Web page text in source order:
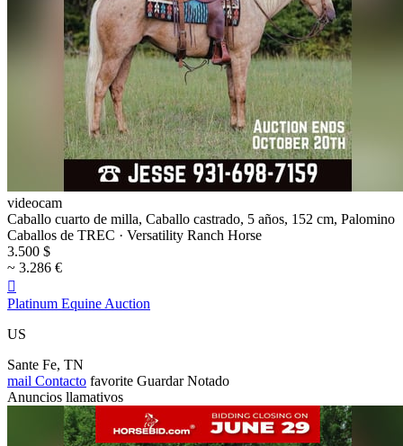
videocam
Caballo cuarto de milla, Caballo castrado, 5 años, 152 cm, Palomino
Caballos de TREC · Versatility Ranch Horse
3.500 $
~ 3.286 €

Platinum Equine Auction
US
Sante Fe, TN
mail Contacto favorite Guardar Notado
Anuncios llamativos